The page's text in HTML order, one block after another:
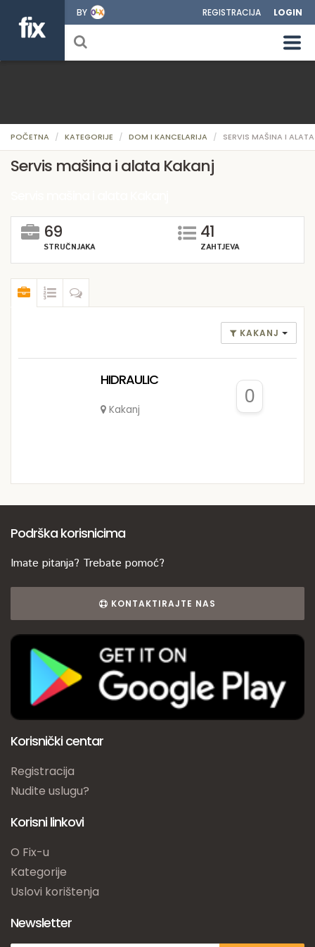
BY REGISTRACIJA LOGIN
POČETNA KATEGORIJE DOM I KANCELARIJA SERVIS MAŠINA I ALATA
Servis mašina i alata Kakanj
69
STRUČNJAKA
41
ZAHTJEVA
KAKANJ
HIDRAULIC
Kakanj
0
Podrška korisnicima
Imate pitanja? Trebate pomoć?
KONTAKTIRAJTE NAS
Korisnički centar
Registracija
Nudite uslugu?
Korisni linkovi
O Fix-u
Kategorije
Uslovi korištenja
Newsletter